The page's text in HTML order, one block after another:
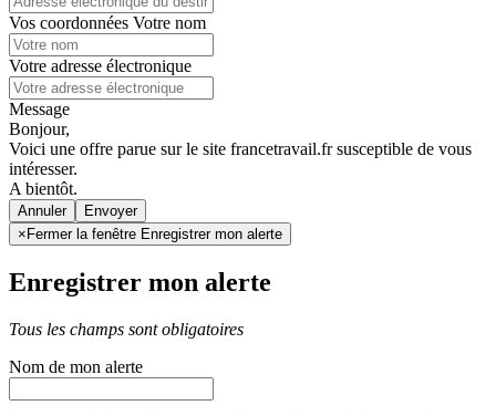
Vos coordonnées Votre nom
Votre adresse électronique
Message
Bonjour,
Voici une offre parue sur le site francetravail.fr susceptible de vous
intéresser.
A bientôt.
Annuler
× Fermer la fenêtre Enregistrer mon alerte
Enregistrer mon alerte
Tous les champs sont obligatoires
Nom de mon alerte